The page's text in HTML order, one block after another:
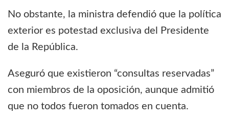
No obstante, la ministra defendió que la política
exterior es potestad exclusiva del Presidente
de la República.
Aseguró que existieron “consultas reservadas”
con miembros de la oposición, aunque admitió
que no todos fueron tomados en cuenta.